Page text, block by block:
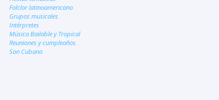
Folclor latinoamericano
Grupos musicales
Intérpretes
Música Bailable y Tropical
Reuniones y cumpleaños
Son Cubano